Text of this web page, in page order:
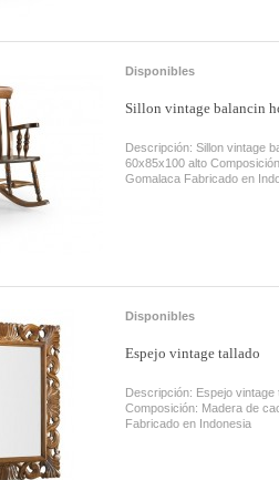
Disponibles
Sillon vintage balancin
Descripción: Sillon vintage
60x85x100 alto
Gomalaca Fabricado en
Disponibles
Espejo vintage tallado
Descripción: Espejo vintage
Composición: Madera de
Fabricado en Indonesia